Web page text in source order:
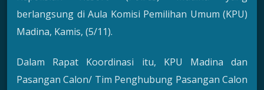
berlangsung di Aula Komisi Pemilihan Umum (KPU)
Madina, Kamis, (5/11).
Dalam Rapat Koordinasi itu, KPU Madina dan
Pasangan Calon/ Tim Penghubung Pasangan Calon